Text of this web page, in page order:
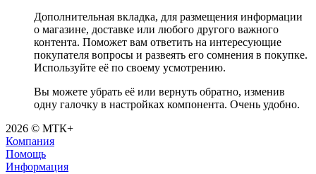
Дополнительная вкладка, для размещения информации
о магазине, доставке или любого другого важного
контента. Поможет вам ответить на интересующие
покупателя вопросы и развеять его сомнения в покупке.
Используйте её по своему усмотрению.
Вы можете убрать её или вернуть обратно, изменив
одну галочку в настройках компонента. Очень удобно.
2026 © МТК+
Компания
Помощь
Информация